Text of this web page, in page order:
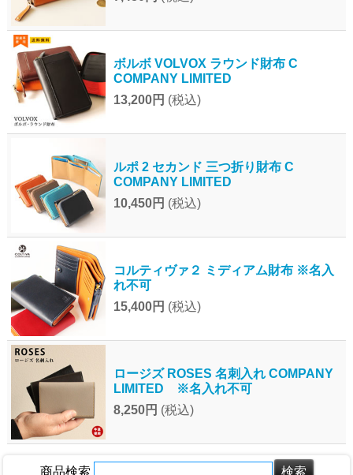
ボルボ VOLVOX ラウンド財布 C
COMPANY LIMITED
13,200円 (税込)
ルポ 2 セカンド 三つ折り財布 C
COMPANY LIMITED
10,450円 (税込)
コルティヴァ２ ミディアム財布 ※名入
れ不可
15,400円 (税込)
ロージズ ROSES 名刺入れ COMPANY
LIMITED ※名入れ不可
8,250円 (税込)
商品検索